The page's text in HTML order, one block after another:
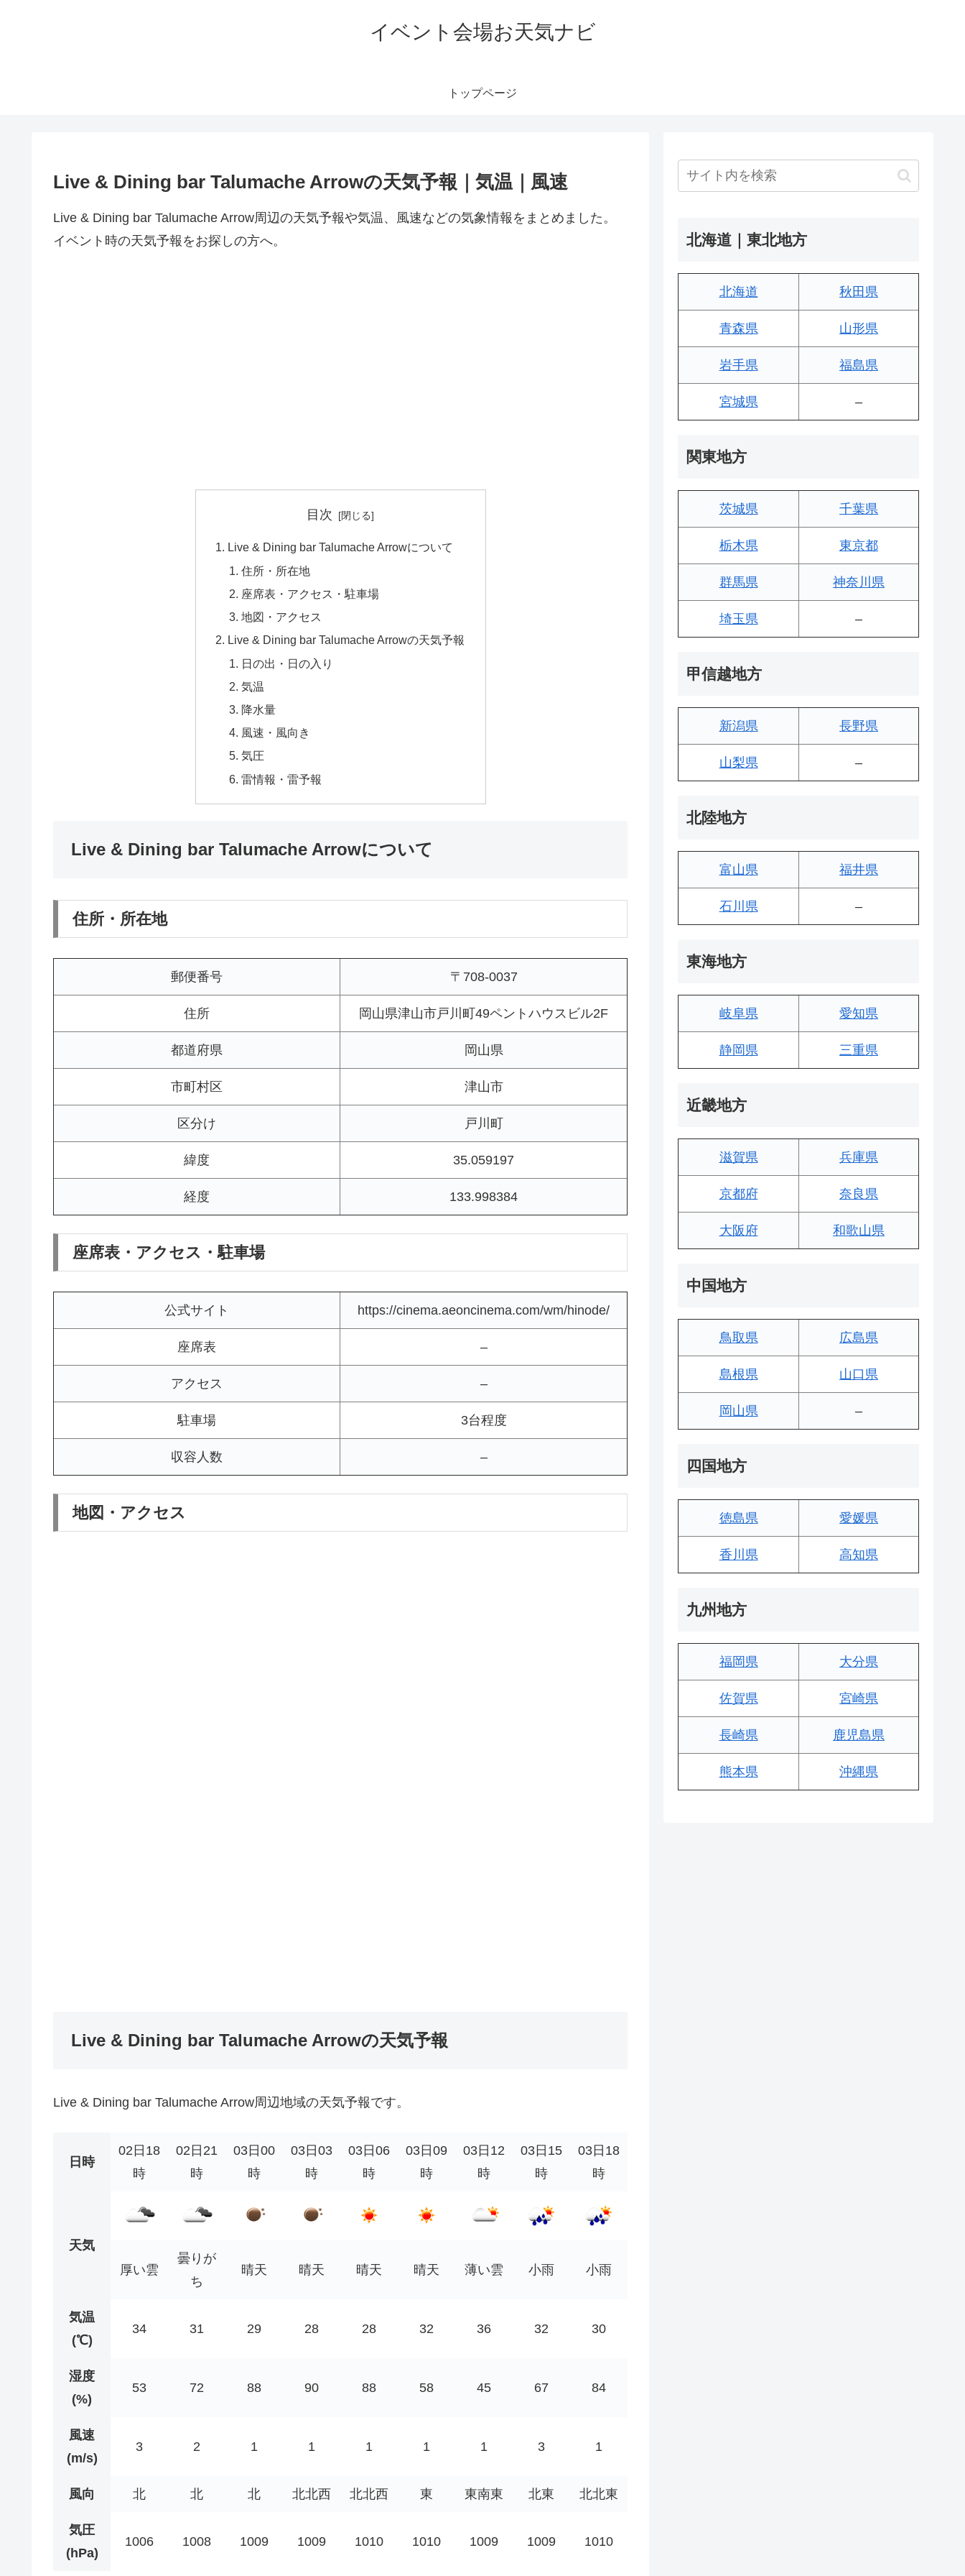
イベント会場お天気ナビ
トップページ
Live & Dining bar Talumache Arrowの天気予報｜気温｜風速
Live & Dining bar Talumache Arrow周辺の天気予報や気温、風速などの気象情報をまとめました。
イベント時の天気予報をお探しの方へ。
目次
Live & Dining bar Talumache Arrowについて
住所・所在地
座席表・アクセス・駐車場
地図・アクセス
Live & Dining bar Talumache Arrowの天気予報
日の出・日の入り
気温
降水量
風速・風向き
気圧
雷情報・雷予報
Live & Dining bar Talumache Arrowについて
住所・所在地
郵便番号 〒708-0037
住所 岡山県津山市戸川町49ペントハウスビル2F
都道府県 岡山県
市町村区 津山市
区分け 戸川町
緯度 35.059197
経度 133.998384
座席表・アクセス・駐車場
公式サイト https://cinema.aeoncinema.com/wm/hinode/
座席表 –
アクセス –
駐車場 3台程度
収容人数 –
地図・アクセス
Live & Dining bar Talumache Arrowの天気予報
Live & Dining bar Talumache Arrow周辺地域の天気予報です。
日時
02日18
時
02日21
時
03日00
時
03日03
時
03日06
時
03日09
時
03日12
時
03日15
時
03日18
時
天気
厚い雲
曇りが
ち
晴天 晴天 晴天 晴天 薄い雲 小雨 小雨
気温
(℃)
34 31 29 28 28 32 36 32 30
湿度
(%)
53 72 88 90 88 58 45 67 84
風速
(m/s)
3 2 1 1 1 1 1 3 1
風向 北 北 北 北北西 北北西 東 東南東 北東 北北東
気圧
(hPa)
1006 1008 1009 1009 1010 1010 1009 1009 1010
北海道｜東北地方
北海道 秋田県
青森県 山形県
岩手県 福島県
宮城県 –
関東地方
茨城県 千葉県
栃木県 東京都
群馬県 神奈川県
埼玉県 –
甲信越地方
新潟県 長野県
山梨県 –
北陸地方
富山県 福井県
石川県 –
東海地方
岐阜県 愛知県
静岡県 三重県
近畿地方
滋賀県 兵庫県
京都府 奈良県
大阪府 和歌山県
中国地方
鳥取県 広島県
島根県 山口県
岡山県 –
四国地方
徳島県 愛媛県
香川県 高知県
九州地方
福岡県 大分県
佐賀県 宮崎県
長崎県 鹿児島県
熊本県 沖縄県